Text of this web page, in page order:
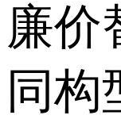
廉价
同构